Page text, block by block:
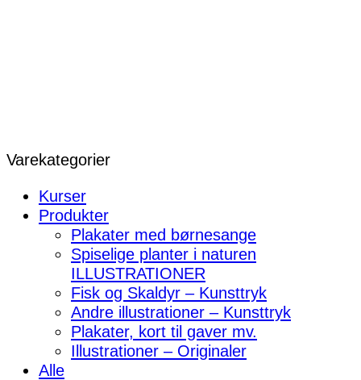
Varekategorier
Kurser
Produkter
Plakater med børnesange
Spiselige planter i naturen
ILLUSTRATIONER
Fisk og Skaldyr – Kunsttryk
Andre illustrationer – Kunsttryk
Plakater, kort til gaver mv.
Illustrationer – Originaler
Alle